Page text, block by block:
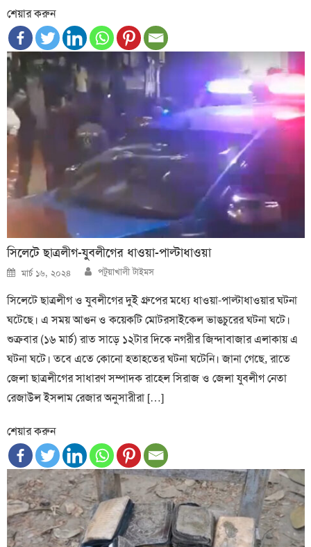
শেয়ার করুন
সিলেটে ছাত্রলীগ-যুবলীগের ধাওয়া-পাল্টাধাওয়া
Posted
on
মার্চ ১৬, ২০২৪ Author
পটুয়াখালী টাইমস
সিলেটে ছাত্রলীগ ও যুবলীগের দুই গ্রুপের মধ্যে ধাওয়া-পাল্টাধাওয়ার ঘটনা
ঘটেছে। এ সময় আগুন ও কয়েকটি মোটরসাইকেল ভাঙচুরের ঘটনা ঘটে।
শুক্রবার (১৬ মার্চ) রাত সাড়ে ১২টার দিকে নগরীর জিন্দাবাজার এলাকায় এ
ঘটনা ঘটে। তবে এতে কোনো হতাহতের ঘটনা ঘটেনি। জানা গেছে, রাতে
জেলা ছাত্রলীগের সাধারণ সম্পাদক রাহেল সিরাজ ও জেলা যুবলীগ নেতা
রেজাউল ইসলাম রেজার অনুসারীরা […]
শেয়ার করুন